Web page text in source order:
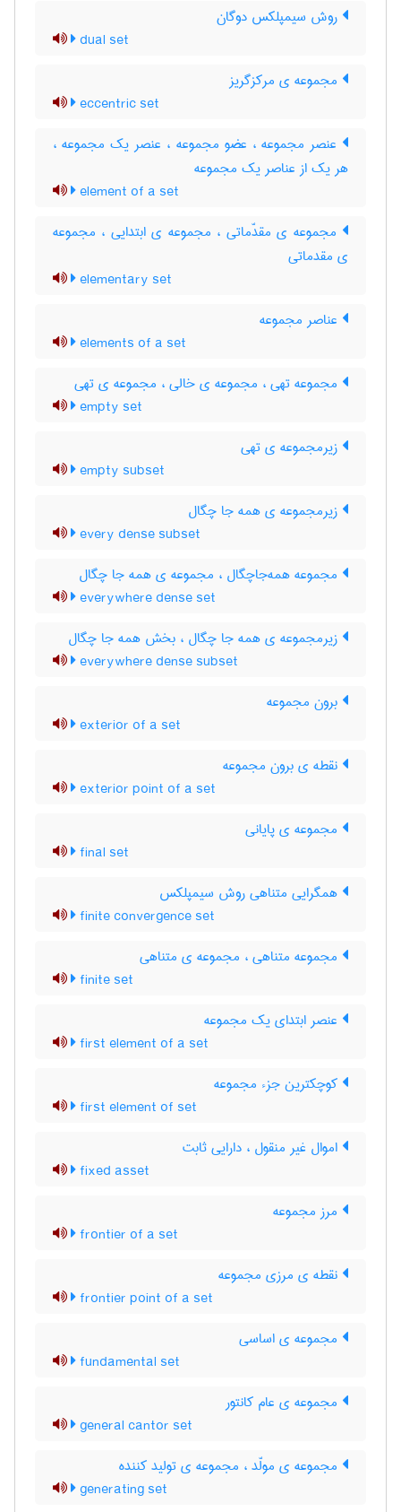
روش سیمپلکس دوگان
dual set
مجموعه ی مرکزگریز
eccentric set
عنصر مجموعه ، عضو مجموعه ، عنصر یک مجموعه ،
هر یک از عناصر یک مجموعه
element of a set
مجموعه ی مقدّماتی ، مجموعه ی ابتدایی ، مجموعه
ی مقدماتی
elementary set
عناصر مجموعه
elements of a set
مجموعه تهی ، مجموعه ی خالی ، مجموعه ی تهی
empty set
زیرمجموعه ی تهی
empty subset
زیرمجموعه ی همه جا چگال
every dense subset
مجموعه همه‌جاچگال ، مجموعه ی همه جا چگال
everywhere dense set
زیرمجموعه ی همه جا چگال ، بخش همه جا چگال
everywhere dense subset
برون مجموعه
exterior of a set
نقطه ی برون مجموعه
exterior point of a set
مجموعه ی پایانی
final set
همگرایی متناهی روش سیمپلکس
finite convergence set
مجموعه متناهی ، مجموعه ی متناهی
finite set
عنصر ابتدای یک مجموعه
first element of a set
کوچکترین جزء مجموعه
first element of set
اموال غیر منقول ، دارایی ثابت
fixed asset
مرز مجموعه
frontier of a set
نقطه ی مرزی مجموعه
frontier point of a set
مجموعه ی اساسی
fundamental set
مجموعه ی عام کانتور
general cantor set
مجموعه ی مولّد ، مجموعه ی تولید کننده
generating set